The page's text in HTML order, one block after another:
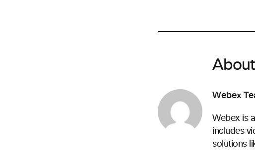
Webex
Webex is
includes
solutions